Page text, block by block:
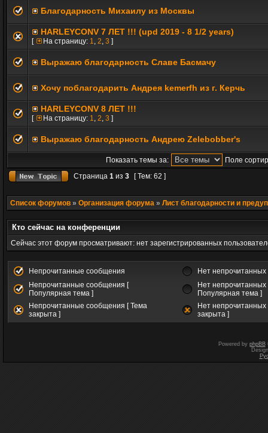
Благодарность Михаилу из Москвы
HARLEYCONV 7 ЛЕТ !!! (upd 2019 - 8 1/2 years)
[ На страницу: 1, 2, 3 ]
Выражаю благодарность Славе Басмачу
Хочу поблагодарить Андрея kemerfh из г. Керчь
HARLEYCONV 8 ЛЕТ !!!
[ На страницу: 1, 2, 3 ]
Выражаю благодарность Андрею Zelebobber's
Показать темы за:
Поле
Страница 1 из 3 [ Тем: 62 ]
Список форумов » Организация форума » Лист благодарности и
Кто сейчас на конференции
Сейчас этот форум просматривают: нет зарегистрированных
Непрочитанные сообщения
Нет
Непрочитанные сообщения [
Популярная тема ]
Нет
Популярная тема ]
Непрочитанные сообщения [ Тема
закрыта ]
Нет
закрыта ]
Powered by phpBB